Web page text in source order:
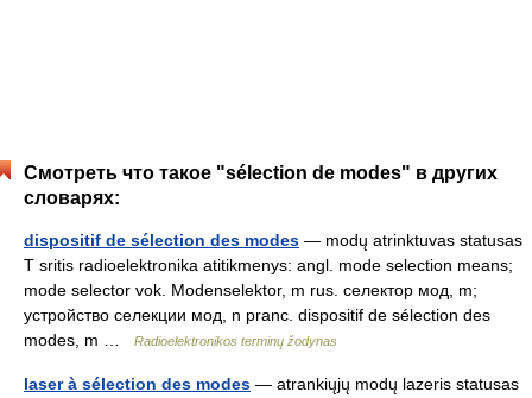
Смотреть что такое "sélection de modes" в других
словарях:
dispositif de sélection des modes — modų atrinktuvas statusas
T sritis radioelektronika atitikmenys: angl. mode selection means;
mode selector vok. Modenselektor, m rus. селектор мод, m;
устройство селекции мод, n pranc. dispositif de sélection des
modes, m …
Radioelektronikos terminų žodynas
laser à sélection des modes — atrankiųjų modų lazeris statusas